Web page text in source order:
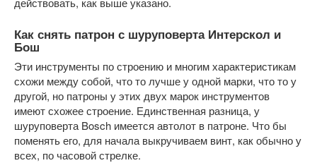
Как снять патрон с шуруповерта Интерскол и
Бош
Эти инструменты по строению и многим характеристикам
схожи между собой, что то лучше у одной марки, что то у
другой, но патроны у этих двух марок инструментов
имеют схожее строение. Единственная разница, у
шуруповерта Bosch имеется автолот в патроне. Что бы
поменять его, для начала выкручиваем винт, как обычно у
всех, по часовой стрелке.